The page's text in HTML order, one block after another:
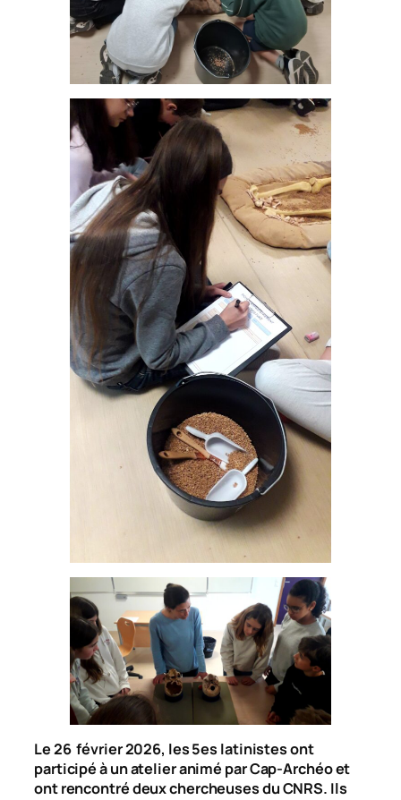
Le 26 février 2026, les 5es latinistes ont
participé à un atelier animé par Cap-Archéo et
ont rencontré deux chercheuses du CNRS. Ils